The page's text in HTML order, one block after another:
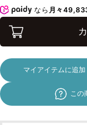
なら 月々
マイアイテムに追加
この